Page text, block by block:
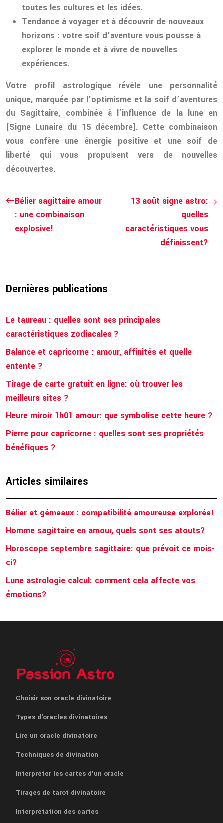
toutes les cultures et les idées.
Tendance à voyager et à découvrir de nouveaux
horizons : votre soif d’aventure vous pousse à
explorer le monde et à vivre de nouvelles
expériences.
Votre profil astrologique révèle une personnalité
unique, marquée par l’optimisme et la soif d’aventures
du Sagittaire, combinée à l’influence de la lune en
[Signe Lunaire du 15 décembre]. Cette combinaison
vous confère une énergie positive et une soif de
liberté qui vous propulsent vers de nouvelles
découvertes.
Bélier sagittaire amour
: une combinaison
explosive!
13 août signe astro:
quelles
caractéristiques vous
définissent?
Dernières publications
Le taureau : quelles sont ses principales
caractéristiques zodiacales ?
Balance et capricorne : amour, affinités et quelle
entente ?
Tirage de carte gratuit en ligne: où trouver les
meilleurs sites ?
Heure miroir 1h01 amour: que symbolise cette heure ?
Pierre pour capricorne : quelles sont ses propriétés
bénéfiques ?
Articles similaires
Bélier et gémeaux : compatibilité amoureuse explorée!
Homme sagittaire en amour, quels sont ses atouts?
Horoscope septembre sagittaire: que prévoit ce mois-
ci?
Lune astrologie calcul: comment cela affecte vos
émotions?
Choisir son oracle divinatoire
Types d'oracles divinatoires
Lire un oracle divinatoire
Techniques de divination
Interpréter les cartes d'un oracle
Tirages de tarot divinatoire
Interprétation des cartes